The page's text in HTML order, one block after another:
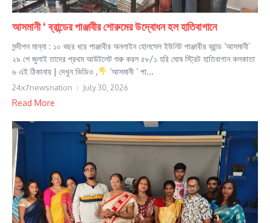
আসমানী ‘ ব্রান্ডের পাঞ্জাবীর শোরুমের উদ্বোধন হল হাতিবাগানে
সন্দীপন মান্না : ১০ বছর ধরে পাঞ্জাবীর অনলাইন হোলসেল ইউনিট পাঞ্জাবীর ব্রান্ড ‘আসমানী’
২৯ শে জুলাই তাদের প্রথম আউটলেট শুরু করল ৫৮/১ হরি ঘোষ স্ট্রিট হাতিবাগান কলকাতা
৬ এই ঠিকানায় | দেখুন ভিডিও ,
‘আসমানী ‘ পা...
24x7newsnation July 30, 2026
Read More